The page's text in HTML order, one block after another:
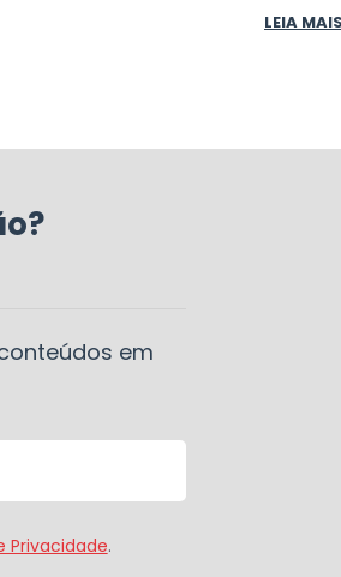
LEIA MAIS
em
Privacidade.